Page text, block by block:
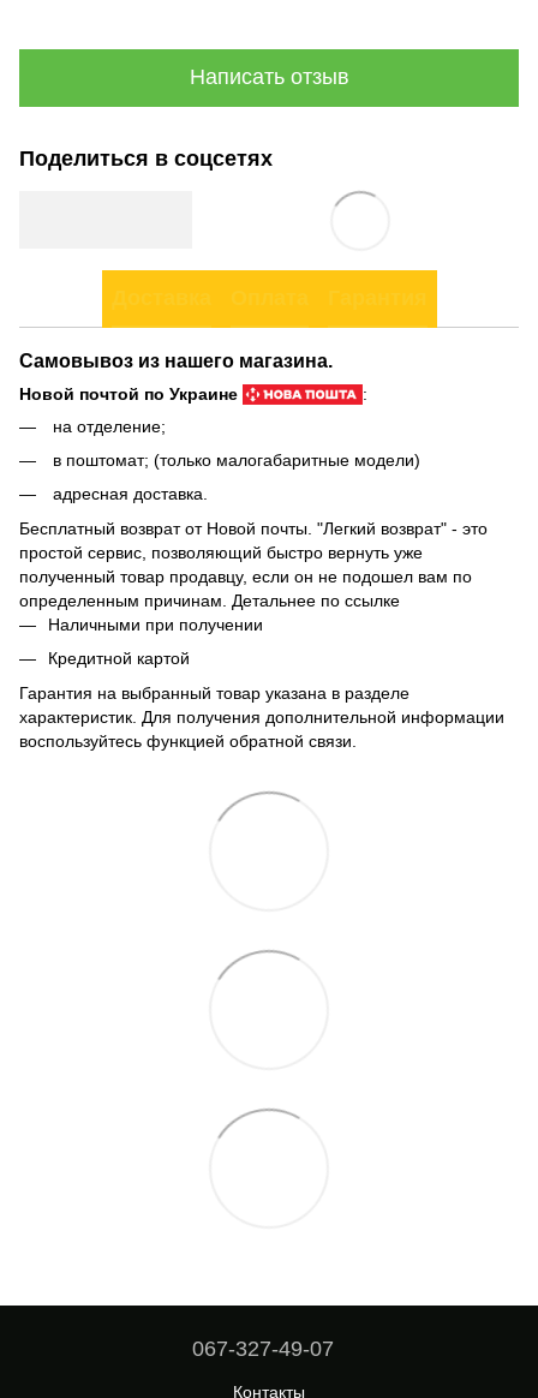
Написать отзыв
Поделиться в соцсетях
Самовывоз из нашего магазина.
Новой почтой по Украине
:
на отделение;
в поштомат; (только малогабаритные модели)
адресная доставка.
Бесплатный возврат от Новой почты. "Легкий возврат" - это
простой сервис, позволяющий быстро вернуть уже
полученный товар продавцу, если он не подошел вам по
определенным причинам. Детальнее по ссылке
Наличными при получении
Кредитной картой
Гарантия на выбранный товар указана в разделе
характеристик. Для получения дополнительной информации
воспользуйтесь функцией обратной связи.
067-327-49-07
Контакты